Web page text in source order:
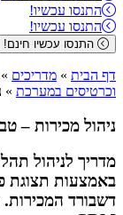
התנסו עכשיו!
התנסו עכשיו!
התנסו עכשיו חינם!
דף הבית » מדריכים »
וכרטיסים במערכת »
ניהול מכירות –
באמצעות תצוגת